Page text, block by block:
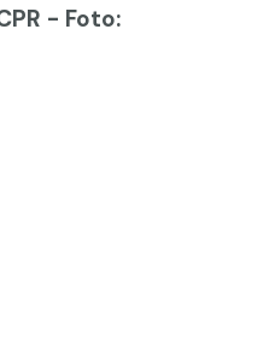
- Foto: